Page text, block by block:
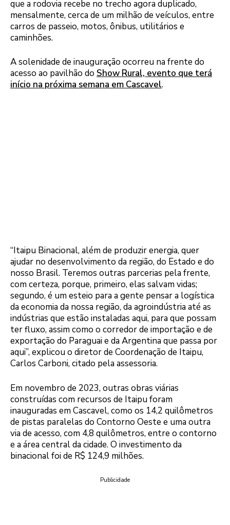
que a rodovia recebe no trecho agora duplicado,
mensalmente, cerca de um milhão de veículos, entre
carros de passeio, motos, ônibus, utilitários e
caminhões.
A solenidade de inauguração ocorreu na frente do
acesso ao pavilhão do Show Rural, evento que terá
início na próxima semana em Cascavel.
“Itaipu Binacional, além de produzir energia, quer
ajudar no desenvolvimento da região, do Estado e do
nosso Brasil. Teremos outras parcerias pela frente,
com certeza, porque, primeiro, elas salvam vidas;
segundo, é um esteio para a gente pensar a logística
da economia da nossa região, da agroindústria até as
indústrias que estão instaladas aqui, para que possam
ter fluxo, assim como o corredor de importação e de
exportação do Paraguai e da Argentina que passa por
aqui”, explicou o diretor de Coordenação de Itaipu,
Carlos Carboni, citado pela assessoria.
Em novembro de 2023, outras obras viárias
construídas com recursos de Itaipu foram
inauguradas em Cascavel, como os 14,2 quilômetros
de pistas paralelas do Contorno Oeste e uma outra
via de acesso, com 4,8 quilômetros, entre o contorno
e a área central da cidade. O investimento da
binacional foi de R$ 124,9 milhões.
Publicidade